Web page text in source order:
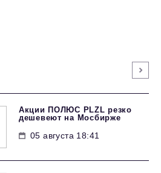
Акции ПОЛЮС PLZL резко
дешевеют на Мосбирже
05 августа 18:41